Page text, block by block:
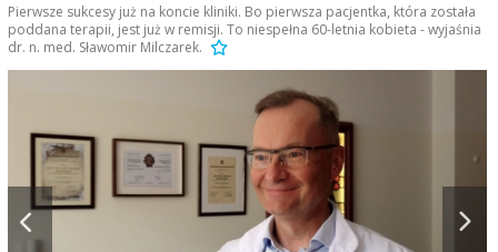
Pierwsze sukcesy już na koncie kliniki. Bo pierwsza pacjentka, która została
poddana terapii, jest już w remisji. To niespełna 60-letnia kobieta - wyjaśnia
dr. n. med. Sławomir Milczarek.